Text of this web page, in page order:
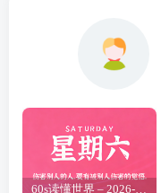
60s读懂世界 – 2026-05-16